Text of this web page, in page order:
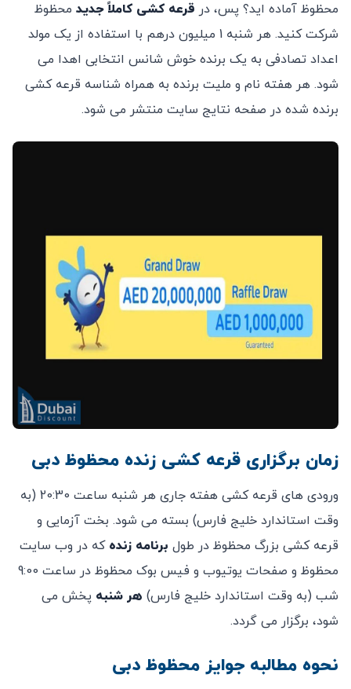
محظوظ آماده اید؟ پس، در قرعه کشی کاملاً جدید محظوظ
شرکت کنید. هر شنبه 1 میلیون درهم با استفاده از یک مولد
اعداد تصادفی به یک برنده خوش شانس انتخابی اهدا می
شود. هر هفته نام و ملیت برنده به همراه شناسه قرعه کشی
برنده شده در صفحه نتایج سایت منتشر می شود.
زمان برگزاری قرعه کشی زنده محظوظ دبی
ورودی های قرعه کشی هفته جاری هر شنبه ساعت 20:30 (به
وقت استاندارد خلیج فارس) بسته می شود. بخت آزمایی و
قرعه کشی بزرگ محظوظ در طول برنامه زنده که در وب سایت
محظوظ و صفحات یوتیوب و فیس بوک محظوظ در ساعت 9:00
شب (به وقت استاندارد خلیج فارس) هر شنبه پخش می
شود، برگزار می گردد.
نحوه مطالبه جوایز محظوظ دبی